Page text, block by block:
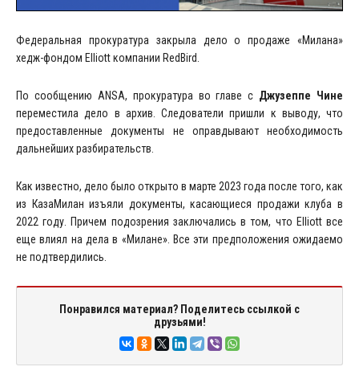
Федеральная прокуратура закрыла дело о продаже «Милана»
хедж-фондом Elliott компании RedBird.
По сообщению ANSA, прокуратура во главе с Джузеппе Чине
переместила дело в архив. Следователи пришли к выводу, что
предоставленные документы не оправдывают необходимость
дальнейших разбирательств.
Как известно, дело было открыто в марте 2023 года после того, как
из КазаМилан изъяли документы, касающиеся продажи клуба в
2022 году. Причем подозрения заключались в том, что Elliott все
еще влиял на дела в «Милане». Все эти предположения ожидаемо
не подтвердились.
Понравился материал? Поделитесь ссылкой с
друзьями!